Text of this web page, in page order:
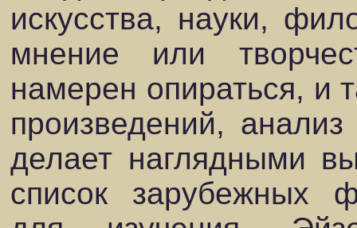
искусства, науки,
мнение или
намерен опираться, и
произведений,
делает наглядными
список зарубежных